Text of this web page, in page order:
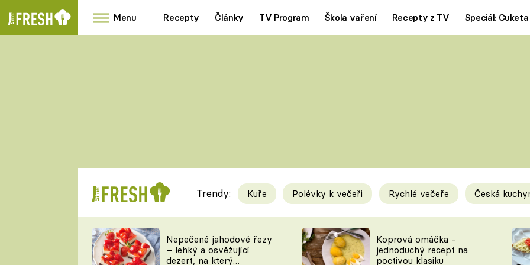
Menu Recepty Články TV Program Škola vaření Recepty z TV Speciál: Cuketa
RYCHLOVKY
Videorecepty
TEĎ VAŘÍ ŠÉF!
Tipy a triky
KAM ZA JÍDLEM
Trendy: Kuře Polévky k večeři Rychlé večeře Česká
Nepečené jahodové řezy
– lehký a osvěžující
dezert, na který
Koprová omáčka -
jednoduchý recept na
poctivou klasiku